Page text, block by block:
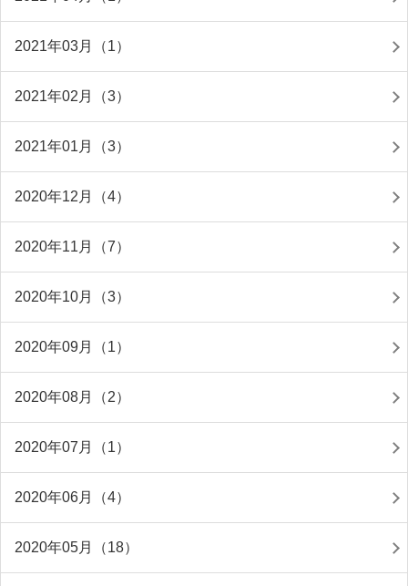
2021年03月（1）
2021年02月（3）
2021年01月（3）
2020年12月（4）
2020年11月（7）
2020年10月（3）
2020年09月（1）
2020年08月（2）
2020年07月（1）
2020年06月（4）
2020年05月（18）